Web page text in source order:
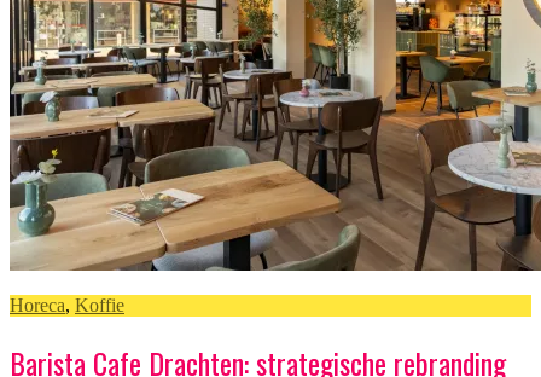
Horeca, Koffie
Barista Cafe Drachten: strategische rebranding